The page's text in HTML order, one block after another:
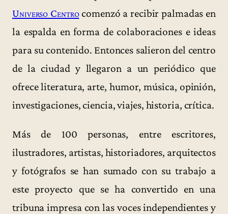
Universo Centrocomenzó a recibir palmadas en
la espalda en forma de colaboraciones e ideas
para su contenido. Entonces salieron del centro
de la ciudad y llegaron a un periódico que
ofrece literatura, arte, humor, música, opinión,
investigaciones, ciencia, viajes, historia, crítica.
Más de 100 personas, entre escritores,
ilustradores, artistas, historiadores, arquitectos
y fotógrafos se han sumado con su trabajo a
este proyecto que se ha convertido en una
tribuna impresa con las voces independientes y